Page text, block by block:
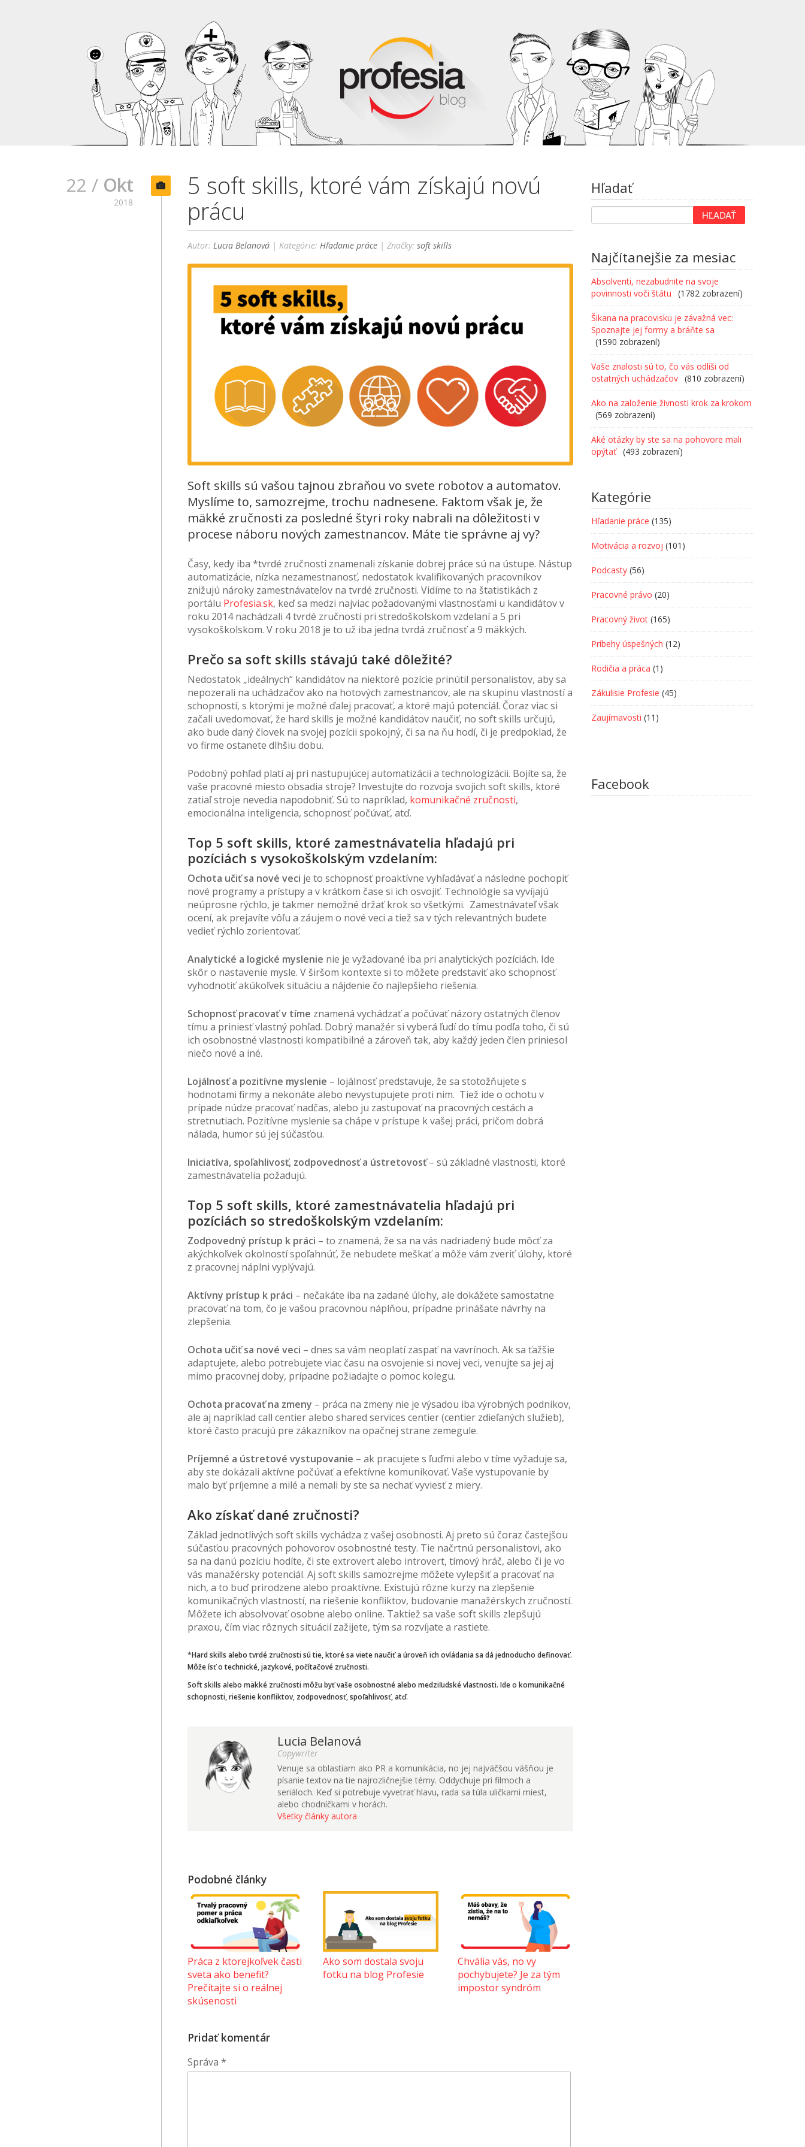
22 / Okt
2018
5 soft skills, ktoré vám získajú novú
prácu
Autor:Lucia Belanová | Kategórie:Hľadanie práce | Značky:soft skills
Soft skills sú vašou tajnou zbraňou vo svete robotov a automatov.
Myslíme to, samozrejme, trochu nadnesene. Faktom však je, že
mäkké zručnosti za posledné štyri roky nabrali na dôležitosti v
procese náboru nových zamestnancov. Máte tie správne aj vy?
Časy, kedy iba *tvrdé zručnosti znamenali získanie dobrej práce sú na ústupe. Nástup
automatizácie, nízka nezamestnanosť, nedostatok kvalifikovaných pracovníkov
znižujú nároky zamestnávateľov na tvrdé zručnosti. Vidíme to na štatistikách z
portálu Profesia.sk, keď sa medzi najviac požadovanými vlastnosťami u kandidátov v
roku 2014 nachádzali 4 tvrdé zručnosti pri stredoškolskom vzdelaní a 5 pri
vysokoškolskom. V roku 2018 je to už iba jedna tvrdá zručnosť a 9 mäkkých.
Prečo sa soft skills stávajú také dôležité?
Nedostatok „ideálnych“ kandidátov na niektoré pozície prinútil personalistov, aby sa
nepozerali na uchádzačov ako na hotových zamestnancov, ale na skupinu vlastností a
schopností, s ktorými je možné ďalej pracovať, a ktoré majú potenciál. Čoraz viac si
začali uvedomovať, že hard skills je možné kandidátov naučiť, no soft skills určujú,
ako bude daný človek na svojej pozícii spokojný, či sa na ňu hodí, či je predpoklad, že
vo firme ostanete dlhšiu dobu.
Podobný pohľad platí aj pri nastupujúcej automatizácii a technologizácii. Bojíte sa, že
vaše pracovné miesto obsadia stroje? Investujte do rozvoja svojich soft skills, ktoré
zatiaľ stroje nevedia napodobniť. Sú to napríklad, komunikačné zručnosti,
emocionálna inteligencia, schopnosť počúvať, atď.
Top 5 soft skills, ktoré zamestnávatelia hľadajú pri
pozíciách s vysokoškolským vzdelaním:
Ochota učiť sa nové veci je to schopnosť proaktívne vyhľadávať a následne pochopiť
nové programy a prístupy a v krátkom čase si ich osvojiť. Technológie sa vyvíjajú
neúprosne rýchlo, je takmer nemožné držať krok so všetkými. Zamestnávateľ však
ocení, ak prejavíte vôľu a záujem o nové veci a tiež sa v tých relevantných budete
vedieť rýchlo zorientovať.
Analytické a logické myslenie nie je vyžadované iba pri analytických pozíciách. Ide
skôr o nastavenie mysle. V širšom kontexte si to môžete predstaviť ako schopnosť
vyhodnotiť akúkoľvek situáciu a nájdenie čo najlepšieho riešenia.
Schopnosť pracovať v tíme znamená vychádzať a počúvať názory ostatných členov
tímu a priniesť vlastný pohľad. Dobrý manažér si vyberá ľudí do tímu podľa toho, či sú
ich osobnostné vlastnosti kompatibilné a zároveň tak, aby každý jeden člen priniesol
niečo nové a iné.
Lojálnosť a pozitívne myslenie – lojálnosť predstavuje, že sa stotožňujete s
hodnotami firmy a nekonáte alebo nevystupujete proti nim. Tiež ide o ochotu v
prípade núdze pracovať nadčas, alebo ju zastupovať na pracovných cestách a
stretnutiach. Pozitívne myslenie sa chápe v prístupe k vašej práci, pričom dobrá
nálada, humor sú jej súčasťou.
Iniciatíva, spoľahlivosť, zodpovednosť a ústretovosť– sú základné vlastnosti, ktoré
zamestnávatelia požadujú.
Top 5 soft skills, ktoré zamestnávatelia hľadajú pri
pozíciách so stredoškolským vzdelaním:
Zodpovedný prístup k práci – to znamená, že sa na vás nadriadený bude môcť za
akýchkoľvek okolností spoľahnúť, že nebudete meškať a môže vám zveriť úlohy, ktoré
z pracovnej náplni vyplývajú.
Aktívny prístup k práci – nečakáte iba na zadané úlohy, ale dokážete samostatne
pracovať na tom, čo je vašou pracovnou náplňou, prípadne prinášate návrhy na
zlepšenia.
Ochota učiť sa nové veci – dnes sa vám neoplatí zaspať na vavrínoch. Ak sa ťažšie
adaptujete, alebo potrebujete viac času na osvojenie si novej veci, venujte sa jej aj
mimo pracovnej doby, prípadne požiadajte o pomoc kolegu.
Ochota pracovať na zmeny – práca na zmeny nie je výsadou iba výrobných podnikov,
ale aj napríklad call centier alebo shared services centier (centier zdieľaných služieb),
ktoré často pracujú pre zákazníkov na opačnej strane zemegule.
Príjemné a ústretové vystupovanie – ak pracujete s ľuďmi alebo v tíme vyžaduje sa,
aby ste dokázali aktívne počúvať a efektívne komunikovať. Vaše vystupovanie by
malo byť príjemne a milé a nemali by ste sa nechať vyviesť z miery.
Ako získať dané zručnosti?
Základ jednotlivých soft skills vychádza z vašej osobnosti. Aj preto sú čoraz častejšou
súčasťou pracovných pohovorov osobnostné testy. Tie načrtnú personalistovi, ako
sa na danú pozíciu hodíte, či ste extrovert alebo introvert, tímový hráč, alebo či je vo
vás manažérsky potenciál. Aj soft skills samozrejme môžete vylepšiť a pracovať na
nich, a to buď prirodzene alebo proaktívne. Existujú rôzne kurzy na zlepšenie
komunikačných vlastností, na riešenie konfliktov, budovanie manažérskych zručností.
Môžete ich absolvovať osobne alebo online. Taktiež sa vaše soft skills zlepšujú
praxou, čím viac rôznych situácií zažijete, tým sa rozvíjate a rastiete.
*Hard skills alebo tvrdé zručnosti sú tie, ktoré sa viete naučiť a úroveň ich ovládania sa dá jednoducho definovať.
Môže ísť o technické, jazykové, počítačové zručnosti.
Soft skills alebo mäkké zručnosti môžu byť vaše osobnostné alebo medziľudské vlastnosti. Ide o komunikačné
schopnosti, riešenie konfliktov, zodpovednosť, spoľahlivosť, atď.
Lucia Belanová
Copywriter
Venuje sa oblastiam ako PR a komunikácia, no jej najväčšou vášňou je
písanie textov na tie najrozličnejšie témy. Oddychuje pri filmoch a
seriáloch. Keď si potrebuje vyvetrať hlavu, rada sa túla uličkami miest,
alebo chodníčkami v horách.
Všetky články autora
Podobné články
Práca z ktorejkoľvek časti
sveta ako benefit?
Prečítajte si o reálnej
skúsenosti
Ako som dostala svoju
fotku na blog Profesie
Chvália vás, no vy
pochybujete? Je za tým
impostor syndróm
Pridať komentár
Správa*
Hľadať
Najčítanejšie za mesiac
Absolventi, nezabudnite na svoje
povinnosti voči štátu
(1782 zobrazení)
Šikana na pracovisku je závažná vec:
Spoznajte jej formy a bráňte sa
(1590 zobrazení)
Vaše znalosti sú to, čo vás odlíši od
ostatných uchádzačov (810 zobrazení)
Ako na založenie živnosti krok za krokom
(569 zobrazení)
Aké otázky by ste sa na pohovore mali
opýtať (493 zobrazení)
Kategórie
Hľadanie práce (135)
Motivácia a rozvoj (101)
Podcasty (56)
Pracovné právo (20)
Pracovný život (165)
Príbehy úspešných (12)
Rodičia a práca (1)
Zákulisie Profesie (45)
Zaujímavosti (11)
Facebook